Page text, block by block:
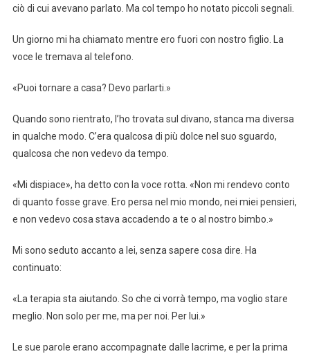
ciò di cui avevano parlato. Ma col tempo ho notato piccoli segnali.
Un giorno mi ha chiamato mentre ero fuori con nostro figlio. La
voce le tremava al telefono.
«Puoi tornare a casa? Devo parlarti.»
Quando sono rientrato, l’ho trovata sul divano, stanca ma diversa
in qualche modo. C’era qualcosa di più dolce nel suo sguardo,
qualcosa che non vedevo da tempo.
«Mi dispiace», ha detto con la voce rotta. «Non mi rendevo conto
di quanto fosse grave. Ero persa nel mio mondo, nei miei pensieri,
e non vedevo cosa stava accadendo a te o al nostro bimbo.»
Mi sono seduto accanto a lei, senza sapere cosa dire. Ha
continuato:
«La terapia sta aiutando. So che ci vorrà tempo, ma voglio stare
meglio. Non solo per me, ma per noi. Per lui.»
Le sue parole erano accompagnate dalle lacrime, e per la prima